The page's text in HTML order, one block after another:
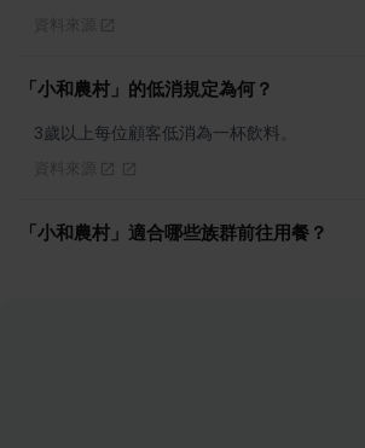
「小和農村」的低消規定為何？
3歲以上每位顧客低消為一杯飲料。
「小和農村」適合哪些族群前往用餐？